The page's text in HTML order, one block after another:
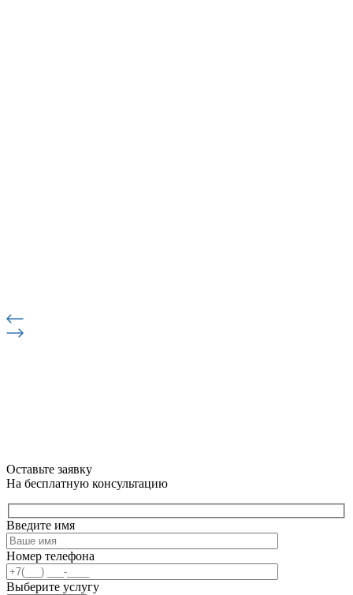
Оставьте заявку
На бесплатную консультацию
Введите имя
Номер телефона
Выберите услугу